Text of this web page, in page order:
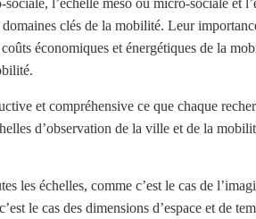
l’échelle meso ou micro-sociale et
clés de la mobilité. Leur
économiques et énergétiques de la
et compréhensive ce que chaque
d’observation de la ville et de la
les échelles, comme c’est le cas de
le cas des dimensions d’espace et de